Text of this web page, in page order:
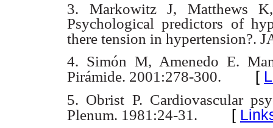
3. Markowitz J, Matthews
Psychological predictors of
there tension in hypertension?.
4. Simón M, Amenedo E.
Pirámide. 2001:278-300. [
5. Obrist P. Cardiovascular
Plenum. 1981:24-31. [